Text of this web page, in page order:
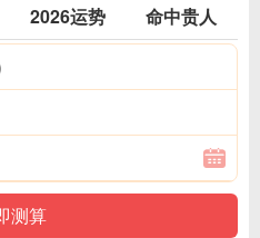
2026运势 命中贵人